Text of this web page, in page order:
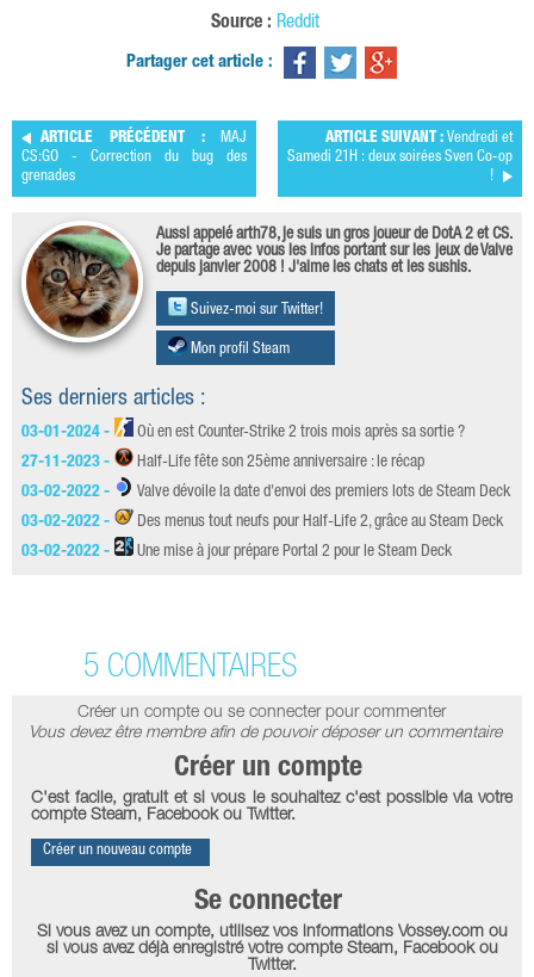
Source : Reddit
Partager cet article :
ARTICLE PRÉCÉDENT :MAJ
CS:GO - Correction du bug des
grenades
ARTICLE SUIVANT : Vendredi et
Samedi 21H : deux soirées Sven Co-op
!
Aussi appelé arth78, je suis un gros joueur de DotA 2 et CS.
Je partage avec vous les infos portant sur les jeux de Valve
depuis janvier 2008 ! J'aime les chats et les sushis.
Suivez-moi sur Twitter!
Mon profil Steam
Ses derniers articles :
03-01-2024 -
Où en est Counter-Strike 2 trois mois après sa sortie ?
27-11-2023 -
Half-Life fête son 25ème anniversaire : le récap
03-02-2022 -
Valve dévoile la date d'envoi des premiers lots de Steam Deck
03-02-2022 -
Des menus tout neufs pour Half-Life 2, grâce au Steam Deck
03-02-2022 -
Une mise à jour prépare Portal 2 pour le Steam Deck
5 COMMENTAIRES
Créer un compte ou se connecter pour commenter
Vous devez être membre afin de pouvoir déposer un commentaire
Créer un compte
C'est facile, gratuit et si vous le souhaitez c'est possible via votre
compte Steam, Facebook ou Twitter.
Créer un nouveau compte
Se connecter
Si vous avez un compte, utilisez vos informations Vossey.com ou
si vous avez déjà enregistré votre compte Steam, Facebook ou
Twitter.